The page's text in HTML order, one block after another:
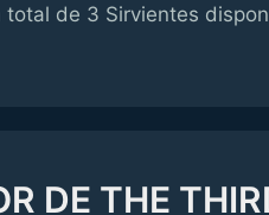
de 3 Sirvientes
DE THE